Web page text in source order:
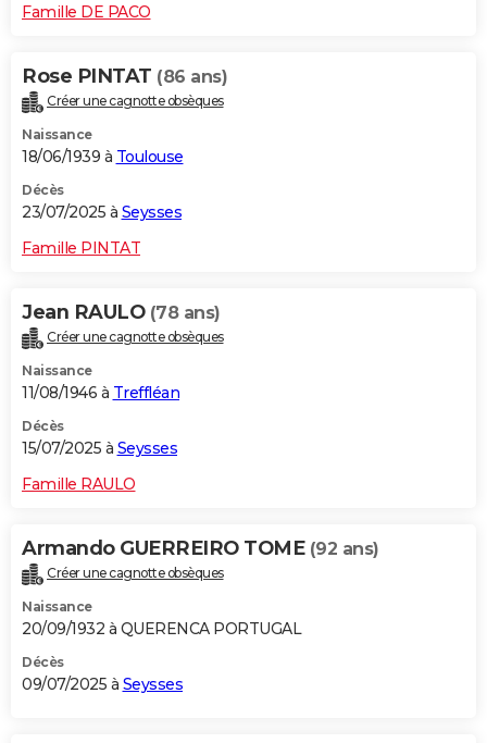
Famille DE PACO
Rose PINTAT (86 ans)
Créer une cagnotte obsèques
Naissance
18/06/1939 à Toulouse
Décès
23/07/2025 à Seysses
Famille PINTAT
Jean RAULO (78 ans)
Créer une cagnotte obsèques
Naissance
11/08/1946 à Treffléan
Décès
15/07/2025 à Seysses
Famille RAULO
Armando GUERREIRO TOME (92 ans)
Créer une cagnotte obsèques
Naissance
20/09/1932 à QUERENCA PORTUGAL
Décès
09/07/2025 à Seysses